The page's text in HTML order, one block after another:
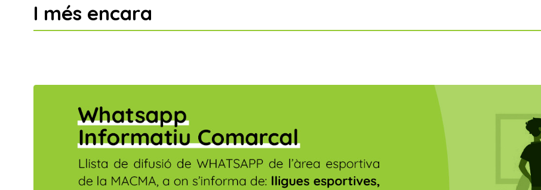
I més encara
estabilitat a les intervencions en
matèria d'esports i respon a les
per la realització de projectes d'esport,
Més Informació